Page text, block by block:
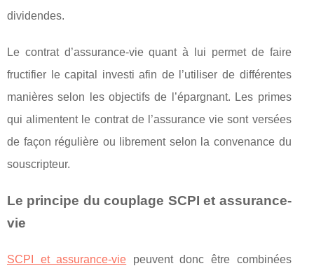
dividendes.
Le contrat d’assurance-vie quant à lui permet de faire
fructifier le capital investi afin de l’utiliser de différentes
manières selon les objectifs de l’épargnant. Les primes
qui alimentent le contrat de l’assurance vie sont versées
de façon régulière ou librement selon la convenance du
souscripteur.
Le principe du couplage SCPI et assurance-
vie
SCPI et assurance-vie peuvent donc être combinées